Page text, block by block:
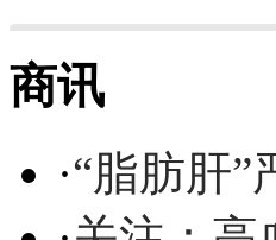
商讯
·“脂肪肝